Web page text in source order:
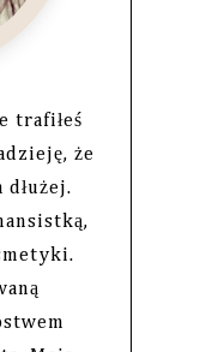
trafiłeś
że
dłużej.